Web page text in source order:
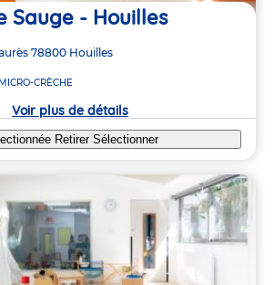
Sauge - Houilles
78800 Houilles
MICRO-CRÈCHE
Voir plus de détails
Retirer Sélectionner